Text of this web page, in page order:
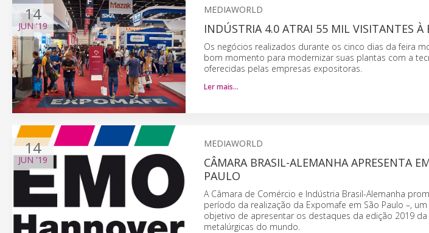
14
JUN'19
MEDIAWORLD
INDÚSTRIA 4.0 ATRAI 55 MIL VISITANTES À
Os negócios realizados durante os cinco dias da feira
bom momento para modernizar suas plantas com a
oferecidas pelas empresas expositoras.
Ler mais…
14
JUN '19
MEDIAWORLD
CÂMARA BRASIL-ALEMANHA APRESENTA
PAULO
A Câmara de Comércio e Indústria Brasil-Alemanha
período da realização da Expomafe em São Paulo –,
objetivo de apresentar os destaques da edição 2019
metalúrgicas do mundo.